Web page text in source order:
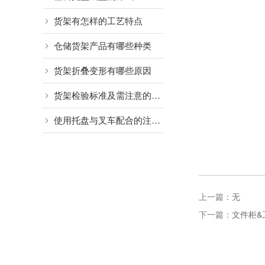
货架有怎样的工艺特点
仓储货架产品有哪些种类
货架折叠变形有哪些原因
货架检验标准及需注意的细节
使用托盘与叉车配合的注意事项
上一篇： 无
下一篇： 文件柜&